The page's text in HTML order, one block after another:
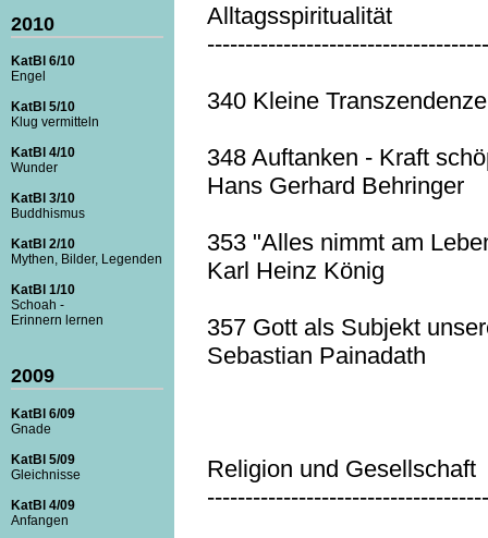
2010
KatBl 6/10
Engel
KatBl 5/10
Klug vermitteln
KatBl 4/10
Wunder
KatBl 3/10
Buddhismus
KatBl 2/10
Mythen, Bilder, Legenden
KatBl 1/10
Schoah -
Erinnern lernen
2009
KatBl 6/09
Gnade
KatBl 5/09
Gleichnisse
KatBl 4/09
Anfangen
Alltagsspiritualität
340 Kleine
348 Auftanken - Kraft
Hans Gerhard Behringer
353 "Alles nimmt am
Karl Heinz König
357 Gott als Subjekt
Sebastian Painadath
Religion und Gesellschaft